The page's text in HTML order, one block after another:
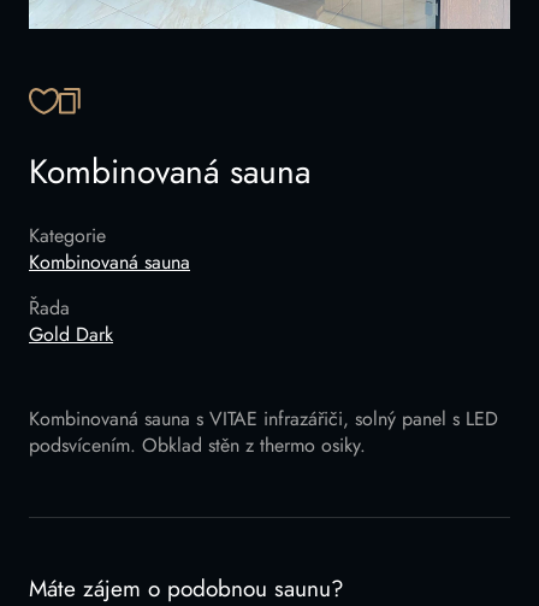
ZKOPÍROVAT ODKAZ
Kombinovaná sauna
Kategorie
Kombinovaná sauna
Řada
Gold Dark
Kombinovaná sauna s VITAE infrazářiči, solný panel s LED
podsvícením. Obklad stěn z thermo osiky.
Máte zájem o podobnou saunu?